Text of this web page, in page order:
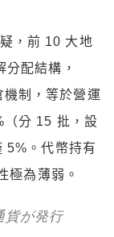
，前 10 大地
配結構，
制，等於營運
（分 15 批，設
5%。代幣持有
極為薄弱。
貨が発行